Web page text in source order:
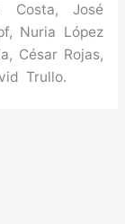
Costa, José
Nuria López
César Rojas,
Trullo.